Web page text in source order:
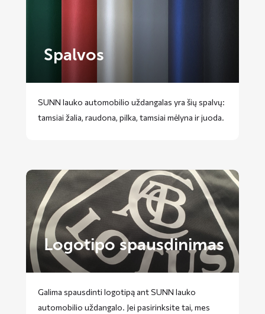
Spalvos
SUNN lauko automobilio uždangalas yra šių spalvų:
tamsiai žalia, raudona, pilka, tamsiai mėlyna ir juoda.
Logotipo spausdinimas
Galima spausdinti logotipą ant SUNN lauko
automobilio uždangalo. Jei pasirinksite tai, mes